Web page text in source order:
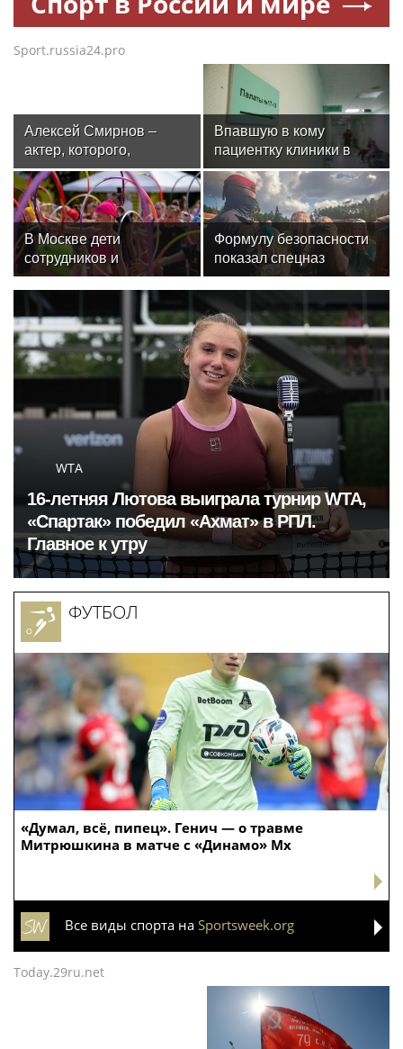
Sport.russia24.pro
Алексей Смирнов –
актер, которого,
надеюсь, еще не
забыли
Впавшую в кому
пациентку клиники в
Москве спасли, ей
оказалась чемпионка
мира
В Москве дети
сотрудников и
военнослужащих
Росгвардии посетили
мастер-класс по
художественной
гимнастике
Формулу безопасности
показал спецназ
Росгвардии юным
Свердловской области
WTA
16-летняя Лютова выиграла турнир WTA,
«Спартак» победил «Ахмат» в РПЛ.
Главное к утру
«Думал, всё, пипец». Генич — о травме
Митрюшкина в матче с «Динамо» Мх
ФУТБОЛ
Все виды спорта на Sportsweek.org
Today.29ru.net